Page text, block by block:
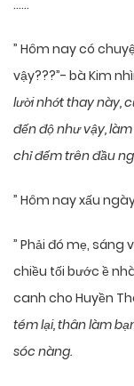
……
” Hôm nay có
vậy???”- bà Kim
lười nhớt thay này,
đến độ như vậy,
chỉ đếm trên đầu
” Hôm nay xấu
” Phải đó mẹ,
chiều tối bước ề
canh cho Huyền
tém lại, thân làm
sóc nàng.